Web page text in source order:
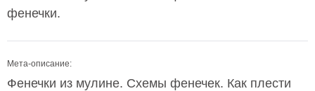
фенечки.
Мета-описание:
Фенечки из мулине. Схемы фенечек. Как плести